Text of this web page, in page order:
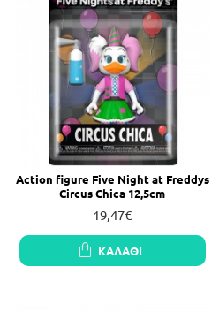
Action figure Five Night at Freddys
Circus Chica 12,5cm
19,47€
ΚΑΛΆΘΙ